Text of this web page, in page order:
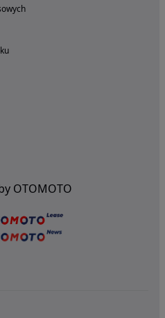
OTOMOTO